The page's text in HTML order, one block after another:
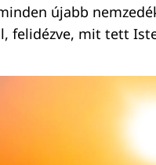
újabb
felidézve, mit tett